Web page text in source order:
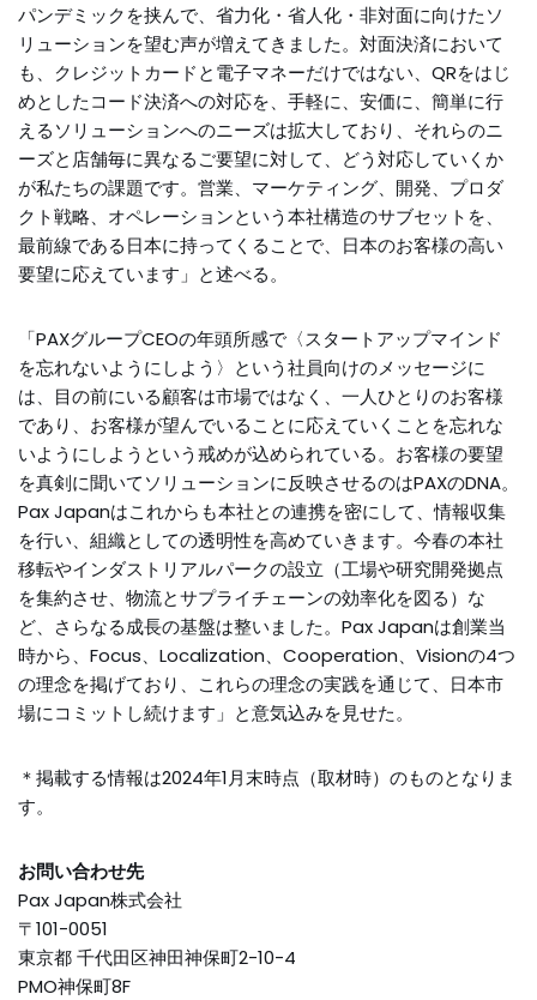
パンデミックを挟んで、省力化・省人化・非対面に向けたソ
リューションを望む声が増えてきました。対面決済において
も、クレジットカードと電子マネーだけではない、QRをはじ
めとしたコード決済への対応を、手軽に、安価に、簡単に行
えるソリューションへのニーズは拡大しており、それらのニ
ーズと店舗毎に異なるご要望に対して、どう対応していくか
が私たちの課題です。営業、マーケティング、開発、プロダ
クト戦略、オペレーションという本社構造のサブセットを、
最前線である日本に持ってくることで、日本のお客様の高い
要望に応えています」と述べる。
「PAXグループCEOの年頭所感で〈スタートアップマインド
を忘れないようにしよう〉という社員向けのメッセージに
は、目の前にいる顧客は市場ではなく、一人ひとりのお客様
であり、お客様が望んでいることに応えていくことを忘れな
いようにしようという戒めが込められている。お客様の要望
を真剣に聞いてソリューションに反映させるのはPAXのDNA。
Pax Japanはこれからも本社との連携を密にして、情報収集
を行い、組織としての透明性を高めていきます。今春の本社
移転やインダストリアルパークの設立（工場や研究開発拠点
を集約させ、物流とサプライチェーンの効率化を図る）な
ど、さらなる成長の基盤は整いました。Pax Japanは創業当
時から、Focus、Localization、Cooperation、Visionの4つ
の理念を掲げており、これらの理念の実践を通じて、日本市
場にコミットし続けます」と意気込みを見せた。
＊掲載する情報は2024年1月末時点（取材時）のものとなりま
す。
お問い合わせ先
Pax Japan株式会社
〒101-0051
東京都 千代田区神田神保町2-10-4
PMO神保町8F